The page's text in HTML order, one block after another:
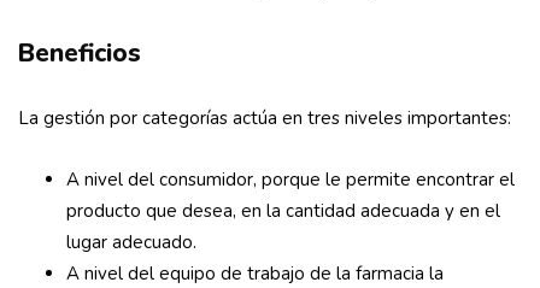
Beneficios
La gestión por categorías actúa en tres niveles importantes:
A nivel del consumidor, porque le permite encontrar el
producto que desea, en la cantidad adecuada y en el
lugar adecuado.
A nivel del equipo de trabajo de la farmacia la